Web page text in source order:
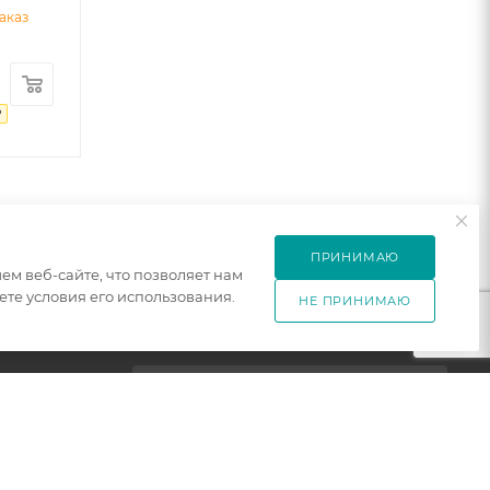
веб-сайте, что позволяет нам
условия его использования.
ПРИНИМАЮ
НЕ ПРИНИМАЮ